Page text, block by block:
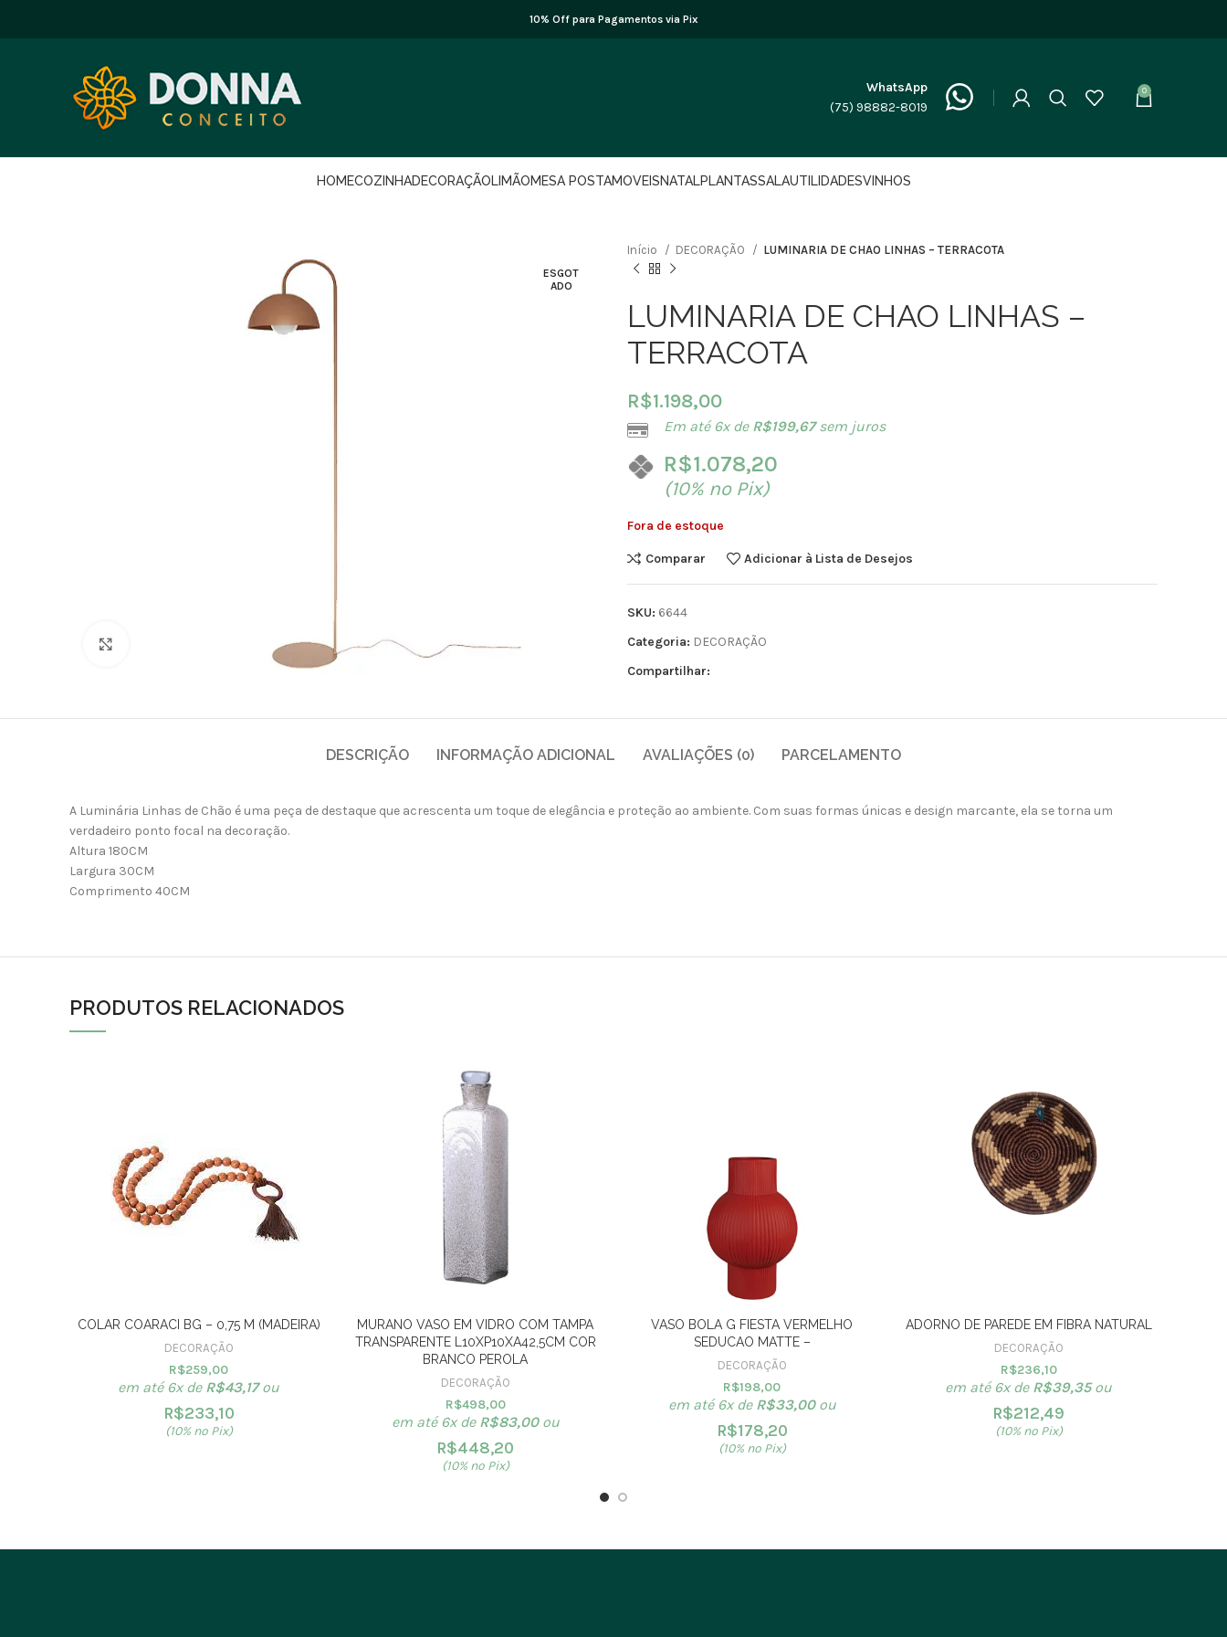
10% Off para Pagamentos via Pix
WhatsApp
(75) 98882-8019
0
HOMECOZINHADECORAÇÃOLIMÃOMESA POSTAMOVEISNATALPLANTASSALAUTILIDADESVINHOS
ESGOT
ADO
Início DECORAÇÃO LUMINARIA DE CHAO LINHAS – TERRACOTA
LUMINARIA DE CHAO LINHAS –
TERRACOTA
R$1.198,00
Em até 6x de R$199,67sem juros
R$1.078,20
(10% no Pix)
Fora de estoque
Comparar Adicionar à Lista de Desejos
SKU: 6644
Categoria: DECORAÇÃO
Compartilhar:
DESCRIÇÃO INFORMAÇÃO ADICIONAL AVALIAÇÕES (0) PARCELAMENTO
A Luminária Linhas de Chão é uma peça de destaque que acrescenta um toque de elegância e proteção ao ambiente. Com suas formas únicas e design marcante, ela se torna um
verdadeiro ponto focal na decoração.
Altura 180CM
Largura 30CM
Comprimento 40CM
PRODUTOS RELACIONADOS
COLAR COARACI BG – 0,75 M (MADEIRA)
DECORAÇÃO
R$259,00
em até 6x de R$43,17ou
R$233,10
(10% no Pix)
MURANO VASO EM VIDRO COM TAMPA
TRANSPARENTE L10XP10XA42,5CM COR
BRANCO PEROLA
DECORAÇÃO
R$498,00
em até 6x de R$83,00ou
R$448,20
(10% no Pix)
VASO BOLA G FIESTA VERMELHO
SEDUCAO MATTE –
DECORAÇÃO
R$198,00
em até 6x de R$33,00ou
R$178,20
(10% no Pix)
ADORNO DE PAREDE EM FIBRA NATURAL
DECORAÇÃO
R$236,10
em até 6x de R$39,35ou
R$212,49
(10% no Pix)